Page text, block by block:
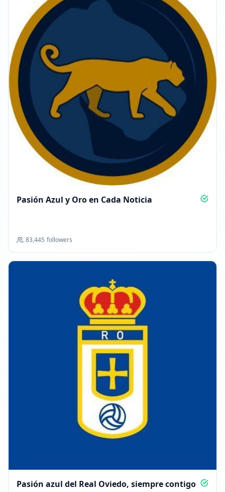
Pasión Azul y Oro en Cada Noticia
83,445 followers
Pasión azul del Real Oviedo, siempre contigo